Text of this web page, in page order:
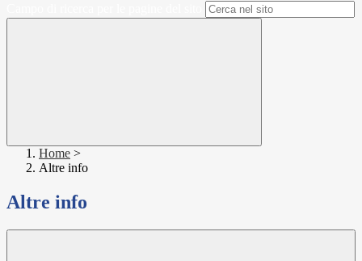
Home >
Altre info
Altre info